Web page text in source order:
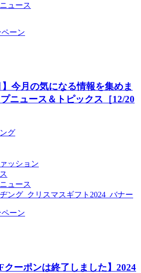
ュース
ーン
】今月の気になる情報を集めま
ニュース＆トピックス［12/20
グ
ッション
ュース
ーン
クーポンは終了しました】2024